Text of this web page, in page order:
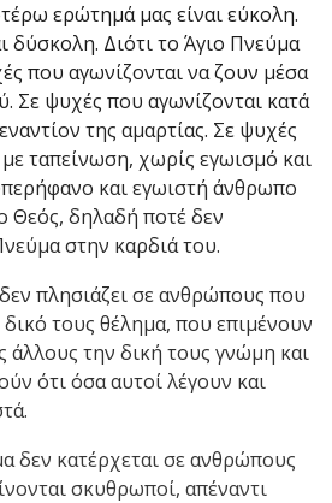
ερώτημά μας είναι εύκολη.
δύσκολη. Διότι το Άγιο Πνεύμα
που αγωνίζονται να ζουν μέσα
Σε ψυχές που αγωνίζονται κατά
της αμαρτίας. Σε ψυχές
ταπείνωση, χωρίς εγωισμό και
και εγωιστή άνθρωπο
Θεός, δηλαδή ποτέ δεν
στην καρδιά του.
πλησιάζει σε ανθρώπους που
δικό τους θέλημα, που επιμένουν
άλλους την δική τους γνώμη και
ότι όσα αυτοί λέγουν και
δεν κατέρχεται σε ανθρώπους
σκυθρωποί, απέναντι